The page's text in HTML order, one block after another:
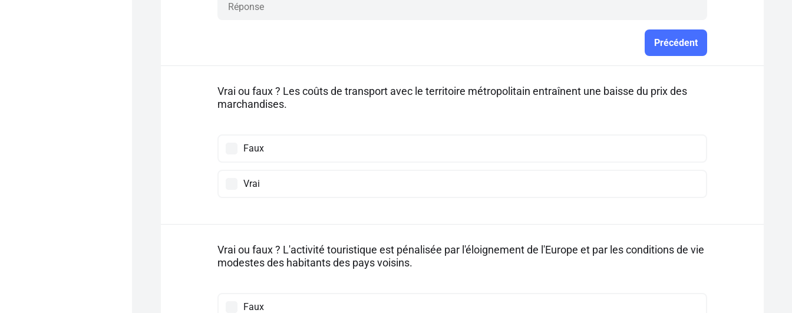
Précédent
Vrai ou faux ? Les coûts de transport avec le territoire métropolitain entraînent une baisse du prix des
marchandises.
Faux
Vrai
Vrai ou faux ? L'activité touristique est pénalisée par l'éloignement de l'Europe et par les conditions de vie
modestes des habitants des pays voisins.
Faux